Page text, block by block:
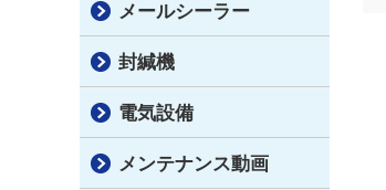
メールシーラー
封緘機
電気設備
メンテナンス動画